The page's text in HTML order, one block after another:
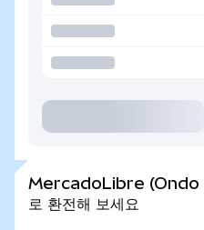
MercadoLibre (Ondo
로 환전해 보세요